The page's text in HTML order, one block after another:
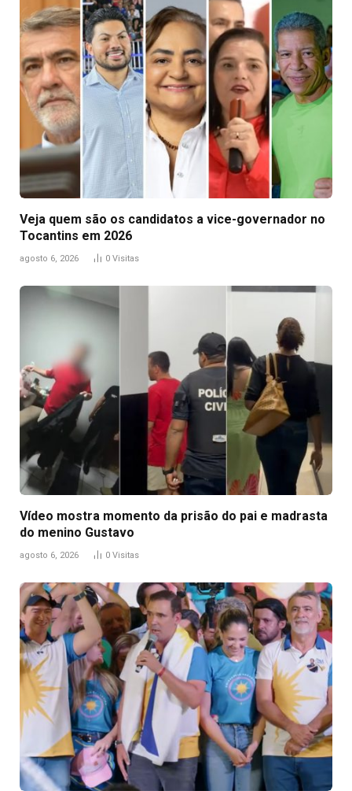
Veja quem são os candidatos a vice-governador no
Tocantins em 2026
agosto 6, 2026 0 Visitas
Vídeo mostra momento da prisão do pai e madrasta
do menino Gustavo
agosto 6, 2026 0 Visitas